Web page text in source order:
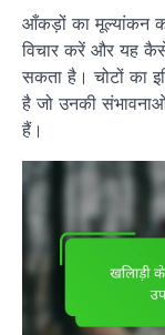
आँकड़ों का मूल्यांकन
विचार करें और यह
सकता है। चोटों का
है जो उनकी
हैं।